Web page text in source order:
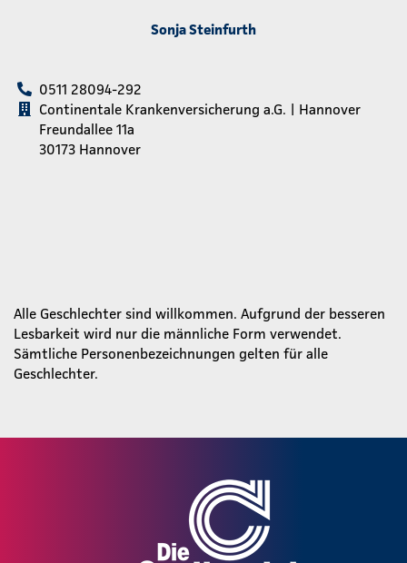
Sonja Steinfurth
0511 28094-292
Continentale Krankenversicherung a.G. | Hannover
Freundallee 11a
30173 Hannover
Alle Geschlechter sind willkommen. Aufgrund der besseren
Lesbarkeit wird nur die männliche Form verwendet.
Sämtliche Personenbezeichnungen gelten für alle
Geschlechter.